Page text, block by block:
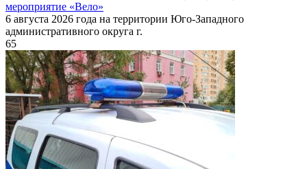
мероприятие «Вело»
6 августа 2026 года на территории Юго-Западного
административного округа г.
65